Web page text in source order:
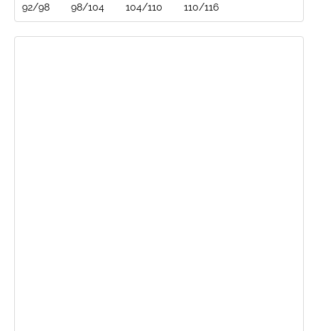
92/98 98/104 104/110 110/116